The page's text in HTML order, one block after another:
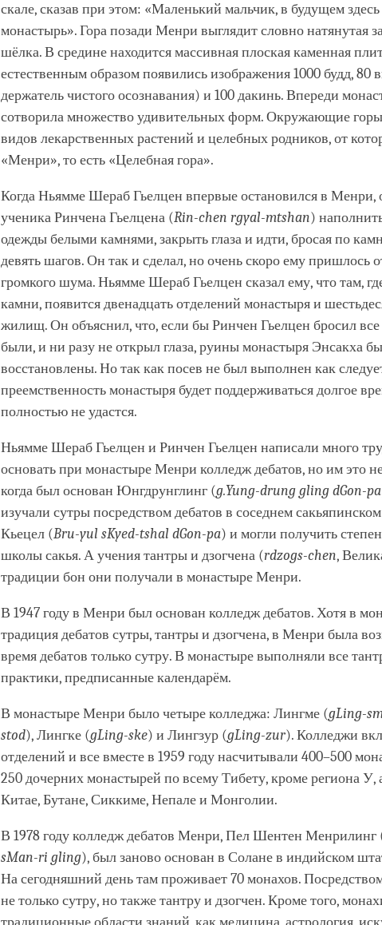
скале, сказав при этом: «Маленький мальчик, в будущем
монастырь». Гора позади Менри выглядит словно натянутая
шёлка. В средине находится массивная плоская каменная
естественным образом появились изображения 1000 будд, 80
держатель чистого осознавания) и 100 дакинь. Впереди
сотворила множество удивительных форм. Окружающие
видов лекарственных растений и целебных родников, от
«Менри», то есть «Целебная гора».
Когда Ньямме Шераб Гьелцен впервые остановился в Менри,
ученика Ринчена Гьелцена (Rin-chen rgyal-mtshan)
одежды белыми камнями, закрыть глаза и идти, бросая по
девять шагов. Он так и сделал, но очень скоро ему пришлось
громкого шума. Ньямме Шераб Гьелцен сказал ему, что там,
камни, появится двенадцать отделений монастыря и
жилищ. Он объяснил, что, если бы Ринчен Гьелцен бросил
были, и ни разу не открыл глаза, руины монастыря Энсакха
восстановлены. Но так как посев не был выполнен как
преемственность монастыря будет поддерживаться долгое
полностью не удастся.
Ньямме Шераб Гьелцен и Ринчен Гьелцен написали много
основать при монастыре Менри колледж дебатов, но им это не
когда был основан Юнгдрунглинг (g.Yung-drung gling dGon-pa
изучали сутры посредством дебатов в соседнем
Кьецел (Bru-yul sKyed-tshal dGon-pa) и могли получить
школы сакья. А учения тантры и дзогчена (rdzogs-chen,
традиции бон они получали в монастыре Менри.
В 1947 году в Менри был основан колледж дебатов. Хотя в
традиция дебатов сутры, тантры и дзогчена, в Менри была
время дебатов только сутру. В монастыре выполняли все
практики, предписанные календарём.
В монастыре Менри было четыре колледжа: Лингме (gLing-
stod), Лингке (gLing-ske) и Лингзур (gLing-zur). Колледжи
отделений и все вместе в 1959 году насчитывали 400–500
250 дочерних монастырей по всему Тибету, кроме региона
Китае, Бутане, Сиккиме, Непале и Монголии.
В 1978 году колледж дебатов Менри, Пел Шентен Менрилинг
sMan-ri gling), был заново основан в Солане в индийском
На сегодняшний день там проживает 70 монахов.
не только сутру, но также тантру и дзогчен. Кроме того,